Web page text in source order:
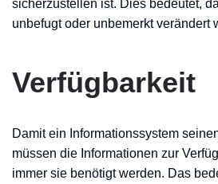
sicherzustellen ist. Dies bedeutet,
unbefugt oder unbemerkt verändert
Verfügbarkeit
Damit ein Informationssystem
müssen die Informationen zur
immer sie benötigt werden. Das